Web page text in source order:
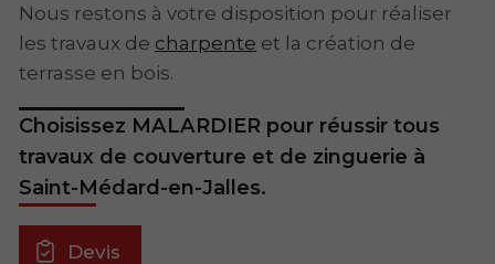
Nous restons à votre disposition pour réaliser
les travaux de charpente et la création de
terrasse en bois.
Choisissez MALARDIER pour réussir tous
travaux de couverture et de zinguerie à
Saint-Médard-en-Jalles.
Devis